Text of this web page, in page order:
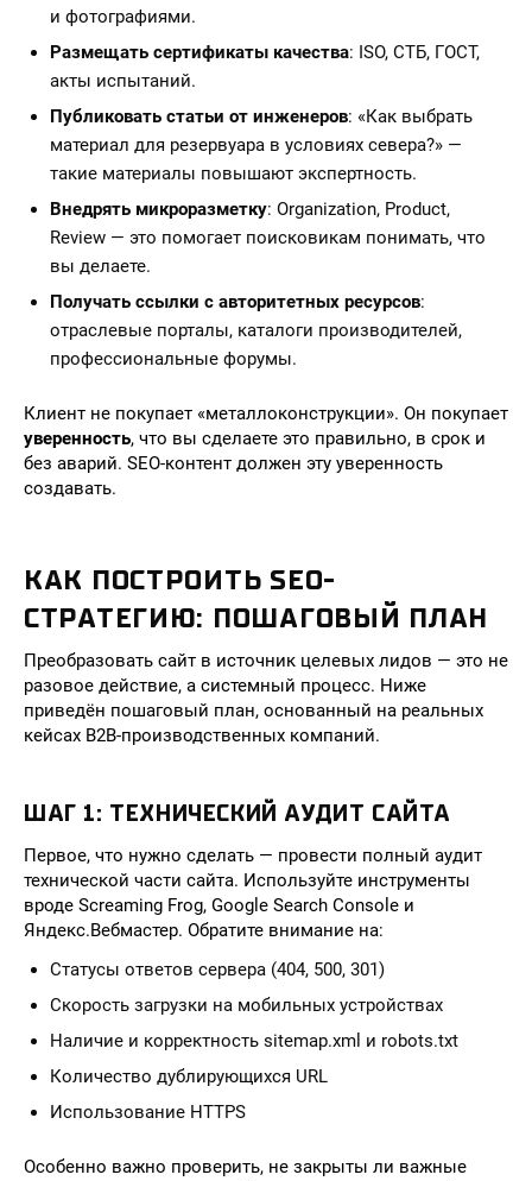
и фотографиями.
Размещать сертификаты качества: ISO, СТБ, ГОСТ,
акты испытаний.
Публиковать статьи от инженеров: «Как выбрать
материал для резервуара в условиях севера?» —
такие материалы повышают экспертность.
Внедрять микроразметку: Organization, Product,
Review — это помогает поисковикам понимать, что
вы делаете.
Получать ссылки с авторитетных ресурсов:
отраслевые порталы, каталоги производителей,
профессиональные форумы.
Клиент не покупает «металлоконструкции». Он покупает
уверенность, что вы сделаете это правильно, в срок и
без аварий. SEO-контент должен эту уверенность
создавать.
КАК ПОСТРОИТЬ SEO-
СТРАТЕГИЮ: ПОШАГОВЫЙ ПЛАН
Преобразовать сайт в источник целевых лидов — это не
разовое действие, а системный процесс. Ниже
приведён пошаговый план, основанный на реальных
кейсах B2B-производственных компаний.
ШАГ 1: ТЕХНИЧЕСКИЙ АУДИТ САЙТА
Первое, что нужно сделать — провести полный аудит
технической части сайта. Используйте инструменты
вроде Screaming Frog, Google Search Console и
Яндекс.Вебмастер. Обратите внимание на:
Статусы ответов сервера (404, 500, 301)
Скорость загрузки на мобильных устройствах
Наличие и корректность sitemap.xml и robots.txt
Количество дублирующихся URL
Использование HTTPS
Особенно важно проверить, не закрыты ли важные